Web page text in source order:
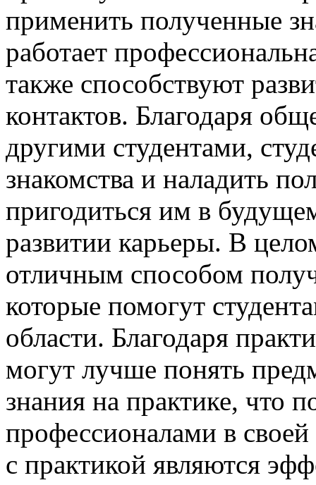
применить полученные
работает
также способствуют
контактов. Благодаря
другими студентами,
знакомства и наладить
пригодиться им в
развитии карьеры. В
отличным способом
которые помогут
области. Благодаря
могут лучше понять
знания на практике, что
профессионалами в
с практикой являются